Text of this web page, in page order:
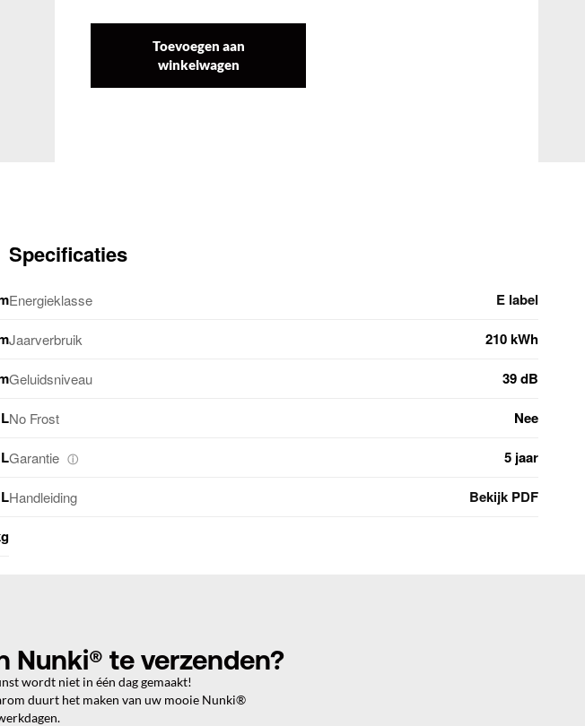
Toevoegen aan
winkelwagen
Specificaties
Energieklasse E label
Jaarverbruik 210 kWh
Geluidsniveau 39 dB
No Frost Nee
Garantie ⓘ 5 jaar
Handleiding Bekijk PDF
Nunki® te verzenden?
wordt niet in één dag gemaakt!
duurt het maken van uw mooie Nunki®